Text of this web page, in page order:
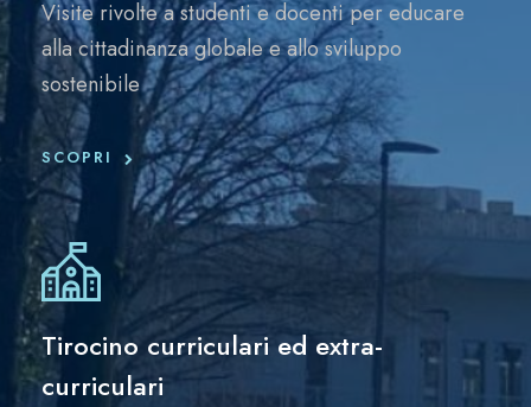
Visite rivolte a studenti e docenti per educare
alla cittadinanza globale e allo sviluppo
sostenibile
SCOPRI
Tirocino curriculari ed extra-
curriculari